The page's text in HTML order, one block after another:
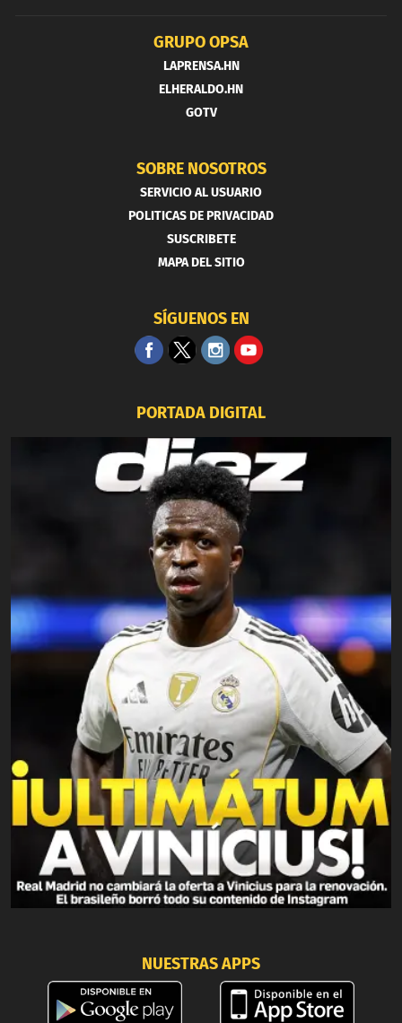
GRUPO OPSA
LAPRENSA.HN
ELHERALDO.HN
GOTV
SOBRE NOSOTROS
SERVICIO AL USUARIO
POLITICAS DE PRIVACIDAD
SUSCRIBETE
MAPA DEL SITIO
SÍGUENOS EN
PORTADA DIGITAL
NUESTRAS APPS